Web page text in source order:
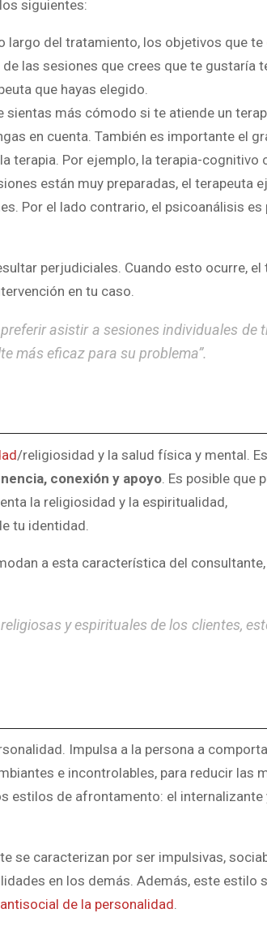
siguientes:
largo del tratamiento, los objetivos que
las sesiones que crees que te gustaría
que hayas elegido.
sientas más cómodo si te atiende un
en cuenta. También es importante el
terapia. Por ejemplo, la terapia-cognitivo
están muy preparadas, el terapeuta
Por el lado contrario, el psicoanálisis es
perjudiciales. Cuando esto ocurre, el
en tu caso.
asistir a sesiones individuales de
más eficaz para su problema”.
/religiosidad y la salud física y mental.
conexión y apoyo . Es posible que
la religiosidad y la espiritualidad,
tu identidad.
a esta característica del
y espirituales de los clientes,
Impulsa a la persona a
e incontrolables, para reducir las
estilos de afrontamento: el internalizante
se caracterizan por ser impulsivas,
en los demás. Además, este estilo
de la personalidad.